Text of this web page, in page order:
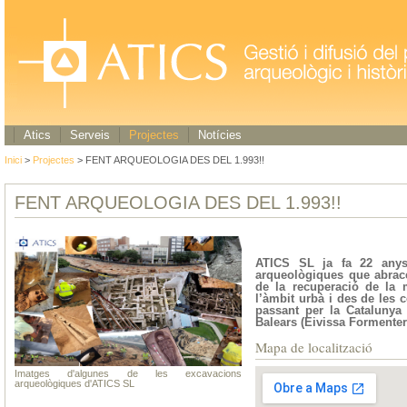
Atics Serveis Projectes Notícies
Inici > Projectes > FENT ARQUEOLOGIA DES DEL 1.993!!
FENT ARQUEOLOGIA DES DEL 1.993!!
Imatges d'algunes de les excavacions
arqueològiques d'ATICS SL
ATICS SL ja fa 22
arqueològiques que
de la recuperació de la
l’àmbit urbà i des de les
passant per la
Balears (Eivissa
Mapa de localització